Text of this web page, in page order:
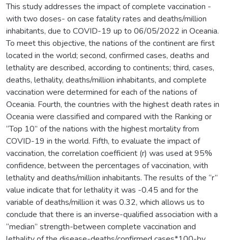
This study addresses the impact of complete vaccination -
with two doses- on case fatality rates and deaths/million
inhabitants, due to COVID-19 up to 06/05/2022 in Oceania.
To meet this objective, the nations of the continent are first
located in the world; second, confirmed cases, deaths and
lethality are described, according to continents; third, cases,
deaths, lethality, deaths/million inhabitants, and complete
vaccination were determined for each of the nations of
Oceania. Fourth, the countries with the highest death rates in
Oceania were classified and compared with the Ranking or
“Top 10” of the nations with the highest mortality from
COVID-19 in the world. Fifth, to evaluate the impact of
vaccination, the correlation coefficient (r) was used at 95%
confidence, between the percentages of vaccination, with
lethality and deaths/million inhabitants. The results of the “r”
value indicate that for lethality it was -0.45 and for the
variable of deaths/million it was 0.32, which allows us to
conclude that there is an inverse-qualified association with a
“median” strength-between complete vaccination and